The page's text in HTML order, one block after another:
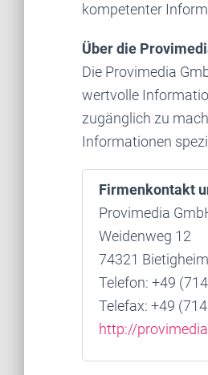
kompetenter
Über die
Die Provimedia
wertvolle
zugänglich zu
Informationen
Firmenkontakt
Provimedia
Weidenweg 12
74321
Telefon: +49
Telefax: +49
http://